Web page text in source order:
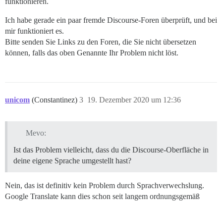
Ich habe gerade ein paar fremde Discourse-Foren überprüft, und bei
mir funktioniert es.
Bitte senden Sie Links zu den Foren, die Sie nicht übersetzen
können, falls das oben Genannte Ihr Problem nicht löst.
unicom (Constantinez) 19. Dezember 2020 um 12:36
3
Mevo:
Ist das Problem vielleicht, dass du die Discourse-Oberfläche in
deine eigene Sprache umgestellt hast?
Nein, das ist definitiv kein Problem durch Sprachverwechslung.
Google Translate kann dies schon seit langem ordnungsgemäß